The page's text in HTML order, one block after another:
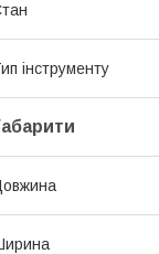
інструменту